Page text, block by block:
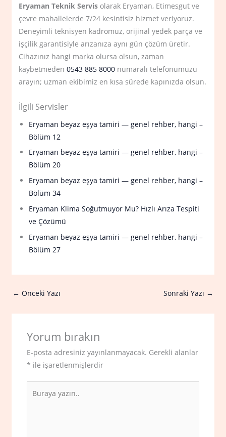
Eryaman Teknik Servis olarak Eryaman, Etimesgut ve
çevre mahallelerde 7/24 kesintisiz hizmet veriyoruz.
Deneyimli teknisyen kadromuz, orijinal yedek parça ve
işçilik garantisiyle arızanıza aynı gün çözüm üretir.
Cihazınız hangi marka olursa olsun, zaman
kaybetmeden0543 885 8000 numaralı telefonumuzu
arayın; uzman ekibimiz en kısa sürede kapınızda olsun.
İlgili Servisler
Eryaman beyaz eşya tamiri — genel rehber, hangi –
Bölüm 12
Eryaman beyaz eşya tamiri — genel rehber, hangi –
Bölüm 20
Eryaman beyaz eşya tamiri — genel rehber, hangi –
Bölüm 34
Eryaman Klima Soğutmuyor Mu? Hızlı Arıza Tespiti
ve Çözümü
Eryaman beyaz eşya tamiri — genel rehber, hangi –
Bölüm 27
← Önceki Yazı Sonraki Yazı →
Yorum bırakın
E-posta adresiniz yayınlanmayacak. Gerekli alanlar
* ile işaretlenmişlerdir